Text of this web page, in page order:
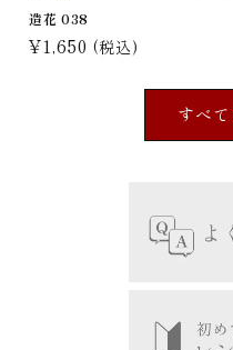
造花 038
通
¥1,650(税込)
すべ